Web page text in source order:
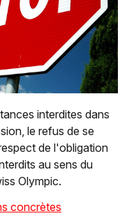
interdites dans
le refus de se
de l'obligation
au sens du
Olympic.
concrètes